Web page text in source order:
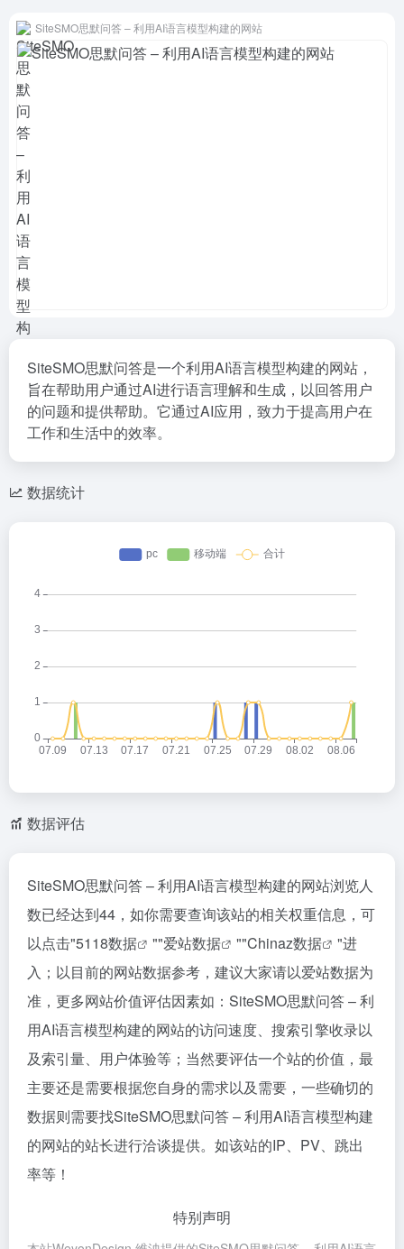
SiteSMO思默问答 – 利用AI语言模型构建的网站
SiteSMO思默问答是一个利用AI语言模型构建的网站，
旨在帮助用户通过AI进行语言理解和生成，以回答用户
的问题和提供帮助。它通过AI应用，致力于提高用户在
工作和生活中的效率。
数据统计
数据评估
SiteSMO思默问答 – 利用AI语言模型构建的网站浏览人
数已经达到44，如你需要查询该站的相关权重信息，可
以点击"5118数据 ""爱站数据 ""Chinaz数据
"进
入；以目前的网站数据参考，建议大家请以爱站数据为
准，更多网站价值评估因素如：SiteSMO思默问答 – 利
用AI语言模型构建的网站的访问速度、搜索引擎收录以
及索引量、用户体验等；当然要评估一个站的价值，最
主要还是需要根据您自身的需求以及需要，一些确切的
数据则需要找SiteSMO思默问答 – 利用AI语言模型构建
的网站的站长进行洽谈提供。如该站的IP、PV、跳出
率等！
特别声明